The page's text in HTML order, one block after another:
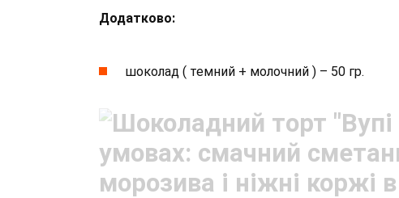
Додатково:
шоколад ( темний + молочний ) – 50 гр.